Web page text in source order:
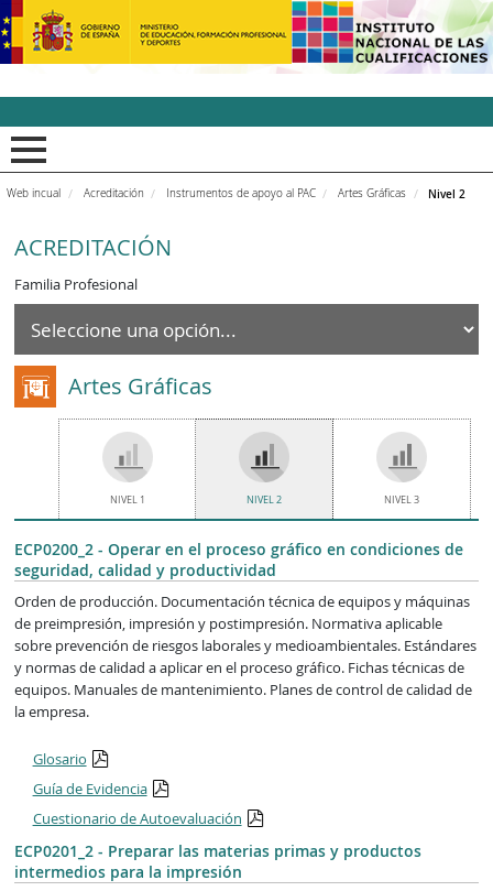
INCUAl - Instituto
Web incual Acreditación Instrumentos de apoyo al PAC Artes Gráficas Nivel 2
ACREDITACIÓN
Familia Profesional
Artes Gráficas
NIVEL 1 NIVEL 2 NIVEL 3
ECP0200_2 - Operar en el proceso gráfico en condiciones de
seguridad, calidad y productividad
Orden de producción. Documentación técnica de equipos y máquinas
de preimpresión, impresión y postimpresión. Normativa aplicable
sobre prevención de riesgos laborales y medioambientales. Estándares
y normas de calidad a aplicar en el proceso gráfico. Fichas técnicas de
equipos. Manuales de mantenimiento. Planes de control de calidad de
la empresa.
Glosario
Guía de Evidencia
Cuestionario de Autoevaluación
ECP0201_2 - Preparar las materias primas y productos
intermedios para la impresión